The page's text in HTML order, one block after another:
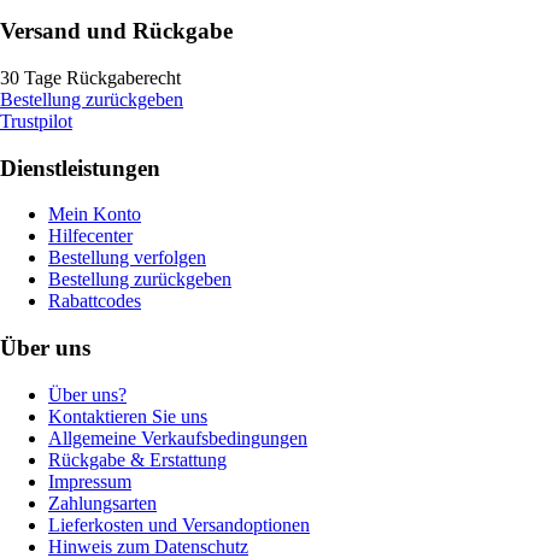
Versand und Rückgabe
30 Tage Rückgaberecht
Bestellung zurückgeben
Trustpilot
Dienstleistungen
Mein Konto
Hilfecenter
Bestellung verfolgen
Bestellung zurückgeben
Rabattcodes
Über uns
Über uns?
Kontaktieren Sie uns
Allgemeine Verkaufsbedingungen
Rückgabe & Erstattung
Impressum
Zahlungsarten
Lieferkosten und Versandoptionen
Hinweis zum Datenschutz